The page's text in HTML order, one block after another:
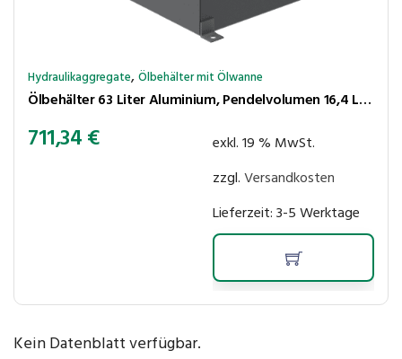
Hydraulikaggregate,Ölbehälter mit Ölwanne
Ölbehälter 63 Liter Aluminium, Pendelvolumen 16,4 Liter, mit Ölwanne
711,34€
exkl. 19 % MwSt.
zzgl.Versandkosten
Lieferzeit:3-5 Werktage
Kein Datenblatt verfügbar.